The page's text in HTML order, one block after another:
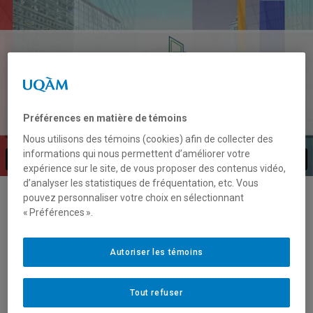
Préférences en matière de témoins
Nous utilisons des témoins (cookies) afin de collecter des
informations qui nous permettent d’améliorer votre
expérience sur le site, de vous proposer des contenus vidéo,
d’analyser les statistiques de fréquentation, etc. Vous
pouvez personnaliser votre choix en sélectionnant
« Préférences ».
Tout refuser
Autoriser les témoins